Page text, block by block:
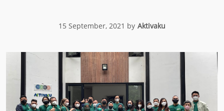
15 September, 2021 by Aktivaku